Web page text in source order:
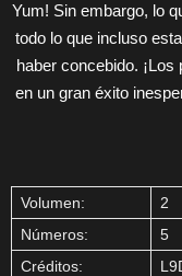
Yum! Sin embargo, lo
todo lo que incluso
haber concebido.
en un gran éxito
Volumen:
2
Números:
5
Créditos: